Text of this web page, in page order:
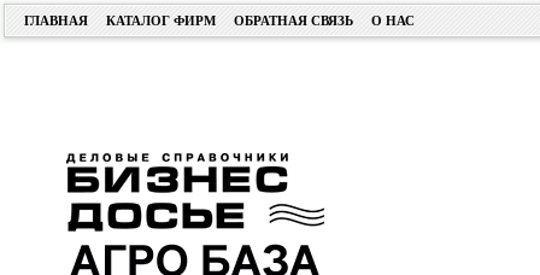
ГЛАВНАЯ КАТАЛОГ ФИРМ ОБРАТНАЯ СВЯЗЬ О НАС